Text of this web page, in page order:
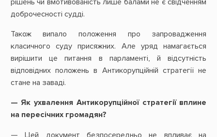
доброчесності судді.
Також випало положення про запровадження
класичного суду присяжних. Але уряд намагається
вирішити це питання в парламенті, й відсутність
відповідних положень в Антикорупційній стратегії не
стане на заваді.
— Як ухвалення Антикорупційної стратегії вплине
на пересічних громадян?
— Цей документ безпосередньо не впливає на